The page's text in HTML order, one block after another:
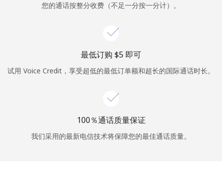
继续使用
您的通话按整分收费（不足一分按一分计）。
最低订购 ⁦$5⁩ 即可
试用 Voice Credit，享受超低的最低订单额和超长的国际通话时长。
100％通话质量保证
我们采用的最新电信技术将保障您的最佳通话质量。